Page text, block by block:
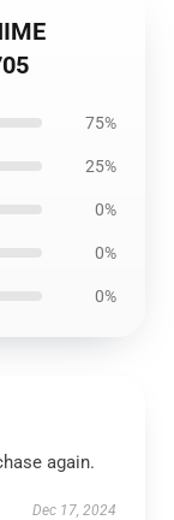
75%
25%
0%
0%
0%
again.
Dec 17, 2024